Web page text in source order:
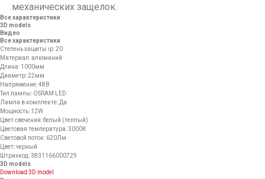
механических защелок.
Все характеристики
3D models
Видео
Все характеристики
Степень защиты ip: 20
Материал: алюминий
Длина: 1000мм
Диаметр: 22мм
Напряжение: 48В
Тип лампы: OSRAM LED
Лампа в комплекте: Да
Мощность: 12W
Цвет свечения: белый (теплый)
Цветовая температура: 3000К
Световой поток: 620Лм
Цвет: черный
Штрихкод: 3831166000729
3D models
Download 3D model